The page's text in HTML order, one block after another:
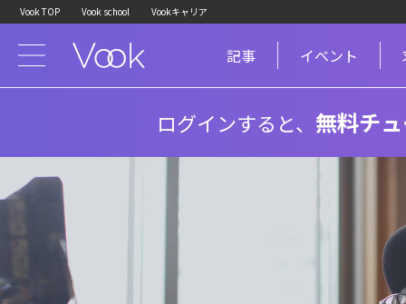
Vook TOP Vook school Vookキャリア
記事 イベント
ログインすると、 無料チ